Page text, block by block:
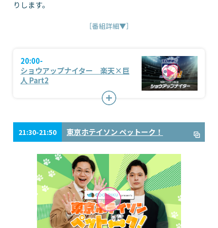
りします。
［番組詳細▼］
20:00-
ショウアップナイター 楽天×巨
人 Part2
21:30-21:50 東京ホテイソン ペットーク！